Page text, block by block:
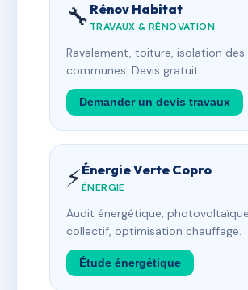
🔧 Rénov Habitat
TRAVAUX & RÉNOVATION
Ravalement, toiture, isolation des
communes. Devis gratuit.
Demander un devis travaux
⚡Énergie Verte Copro
ÉNERGIE
Audit énergétique, photovoltaïque
collectif, optimisation chauffage.
Étude énergétique